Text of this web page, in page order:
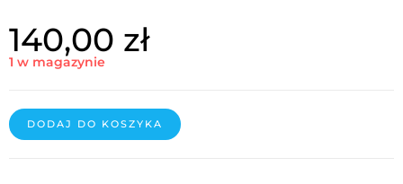
140,00 zł
1 w magazynie
DODAJ DO KOSZYKA